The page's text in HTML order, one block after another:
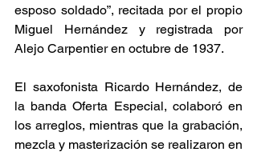
esposo soldado”, recitada por el propio
Miguel Hernández y registrada por
Alejo Carpentier en octubre de 1937.
El saxofonista Ricardo Hernández, de
la banda Oferta Especial, colaboró en
los arreglos, mientras que la grabación,
mezcla y masterización se realizaron en